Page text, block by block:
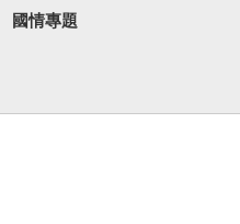
國情專題